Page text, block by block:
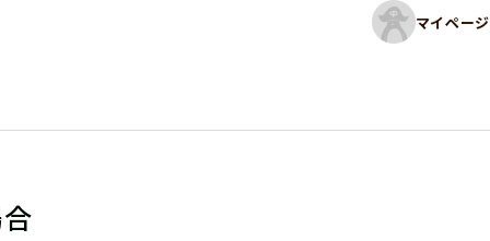
マイページ